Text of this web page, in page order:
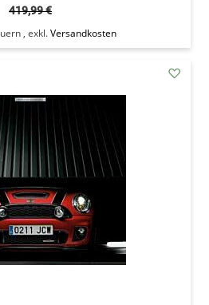
419,99 €
, exkl.Versandkosten